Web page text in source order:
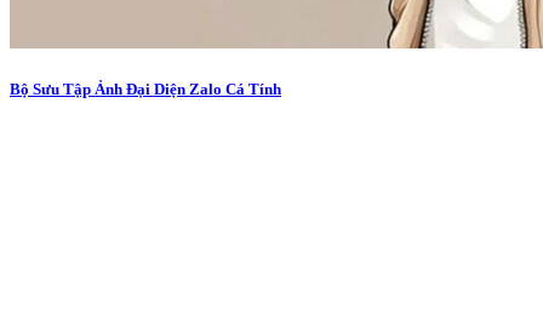
Bộ Sưu Tập Ảnh Đại Diện Zalo Cá Tính